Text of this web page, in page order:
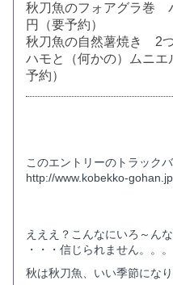
秋刀魚のフォアグラ巻
円（要予約）
秋刀魚の自然薯焼き 2
ハモと（何かの）ムニ
予約）
このエントリーのトラック
http://www.kobekko-
えええ？こんなにいろ～ん
・・・信じられません。。。
秋は秋刀魚、いい季節にな